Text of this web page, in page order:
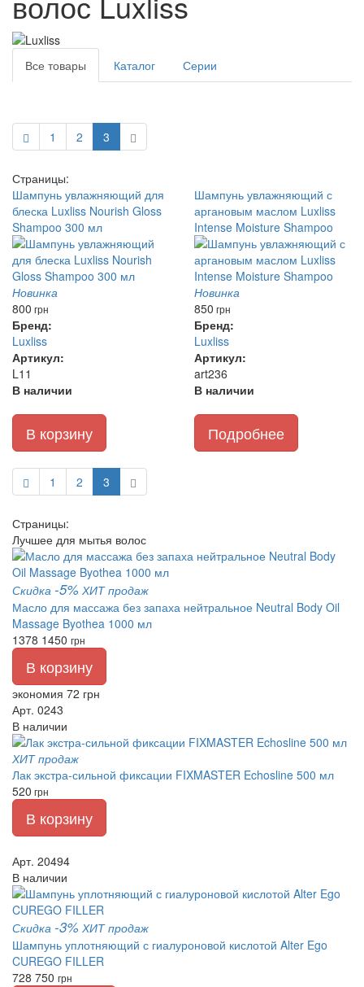
Все товары Каталог Серии
1 2 3
Страницы:
Шампунь увлажняющий для
блеска Luxliss Nourish Gloss
Shampoo 300 мл
Новинка
800 грн
Бренд:
Luxliss
Артикул:
L11
В наличии
В корзину
Шампунь увлажняющий с
аргановым маслом Luxliss
Intense Moisture Shampoo
Новинка
850 грн
Бренд:
Luxliss
Артикул:
art236
В наличии
Подробнее
1 2 3
Страницы:
Лучшее для мытья волос
Скидка -5% ХИТ продаж
Масло для массажа без запаха нейтральное Neutral Body Oil
Massage Byothea 1000 мл
1378 1450 грн
В корзину
экономия 72 грн
Арт. 0243
В наличии
ХИТ продаж
Лак экстра-сильной фиксации FIXMASTER Echosline 500 мл
520 грн
В корзину
Арт. 20494
В наличии
Скидка -3% ХИТ продаж
Шампунь уплотняющий с гиалуроновой кислотой Alter Ego
CUREGO FILLER
728 750 грн